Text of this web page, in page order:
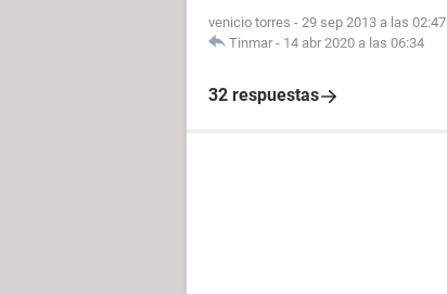
venicio torres - 29 sep 2013 a las 02:47
Tinmar - 14 abr 2020 a las 06:34
32 respuestas